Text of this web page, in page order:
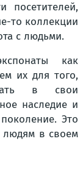
посетителей,
то коллекции
с людьми.
как
их для того,
в свои
наследие и
Это
людям в своем